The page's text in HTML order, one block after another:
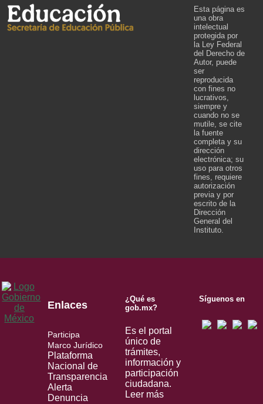
Esta página es
una obra
intelectual
protegida por
la Ley Federal
del Derecho de
Autor, puede
ser
reproducida
con fines no
lucrativos,
siempre y
cuando no se
mutile, se cite
la fuente
completa y su
dirección
electrónica; su
uso para otros
fines, requiere
autorización
previa y por
escrito de la
Dirección
General del
Instituto.
Enlaces
Participa
Marco Jurídico
Plataforma
Nacional de
Transparencia
Alerta
Denuncia
¿Qué es
gob.mx?
Es el portal
único de
trámites,
información y
participación
ciudadana.
Leer más
Síguenos en